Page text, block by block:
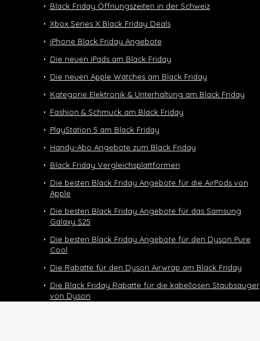
Black Friday Öffnungszeiten in der Schweiz
Xbox Series X Black Friday Deals
iPhone Black Friday Angebote
Die neuen iPads am Black Friday
Die neuen Apple Watches am Black Friday
Kategorie Elektronik & Unterhaltung am Black Friday
Fashion & Schmuck am Black Friday
PlayStation 5 am Black Friday
Handy-Abo Angebote zum Black Friday
Black Friday Vergleichsplattformen
Die besten Black Friday Angebote für die AirPods von
Apple
Die besten Black Friday Angebote für das Samsung
Galaxy S25
Die besten Black Friday Angebote für den Dyson Pure
Cool
Die Rabatte für den Dyson Airwrap am Black Friday
Die Black Friday Rabatte für die kabellosen Staubsauger
von Dyson